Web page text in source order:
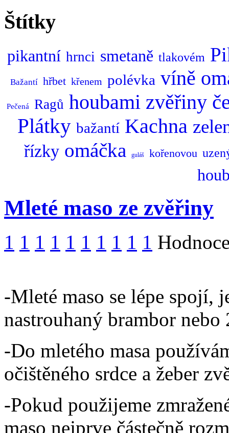
Štítky
pikantní hrnci smetaně tlakovém
Bažantí hřbet křenem polévka víně
Pečená Ragů houbami zvěřiny
Plátky bažantí Kachna
řízky omáčka guláš kořenovou
Mleté maso ze zvěřiny
1 1 1 1 1 1 1 1 1 1
-Mleté maso se lépe spojí,
nastrouhaný brambor nebo
-Do mletého masa
očištěného srdce a žeber
-Pokud použijeme
maso nejprve částečně